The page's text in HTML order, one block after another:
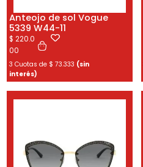
Anteojo de sol Vogue
5339 W44-11
$ 220.0
00
3 Cuotas de $ 73.333 (sin
interés)